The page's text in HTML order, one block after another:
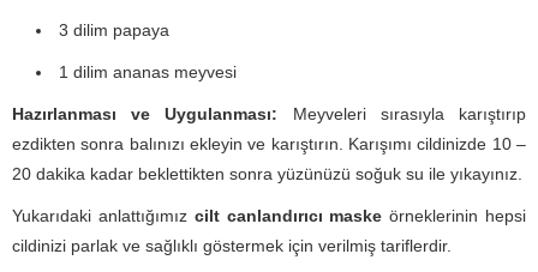
3 dilim papaya
1 dilim ananas meyvesi
Hazırlanması ve Uygulanması: Meyveleri sırasıyla karıştırıp
ezdikten sonra balınızı ekleyin ve karıştırın. Karışımı cildinizde 10 –
20 dakika kadar beklettikten sonra yüzünüzü soğuk su ile yıkayınız.
Yukarıdaki anlattığımız cilt canlandırıcı maske örneklerinin hepsi
cildinizi parlak ve sağlıklı göstermek için verilmiş tariflerdir.